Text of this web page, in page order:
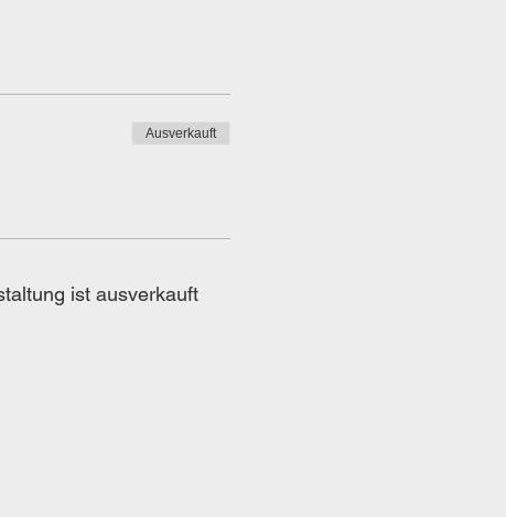
Ausverkauft
ist ausverkauft